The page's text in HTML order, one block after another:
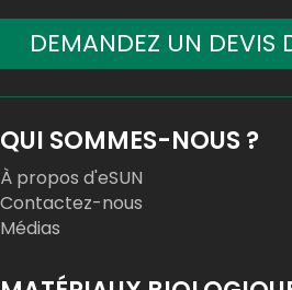
DEMANDEZ UN DEVIS
QUI SOMMES-NOUS ?
À propos d'eSUN
Contactez-nous
Médias